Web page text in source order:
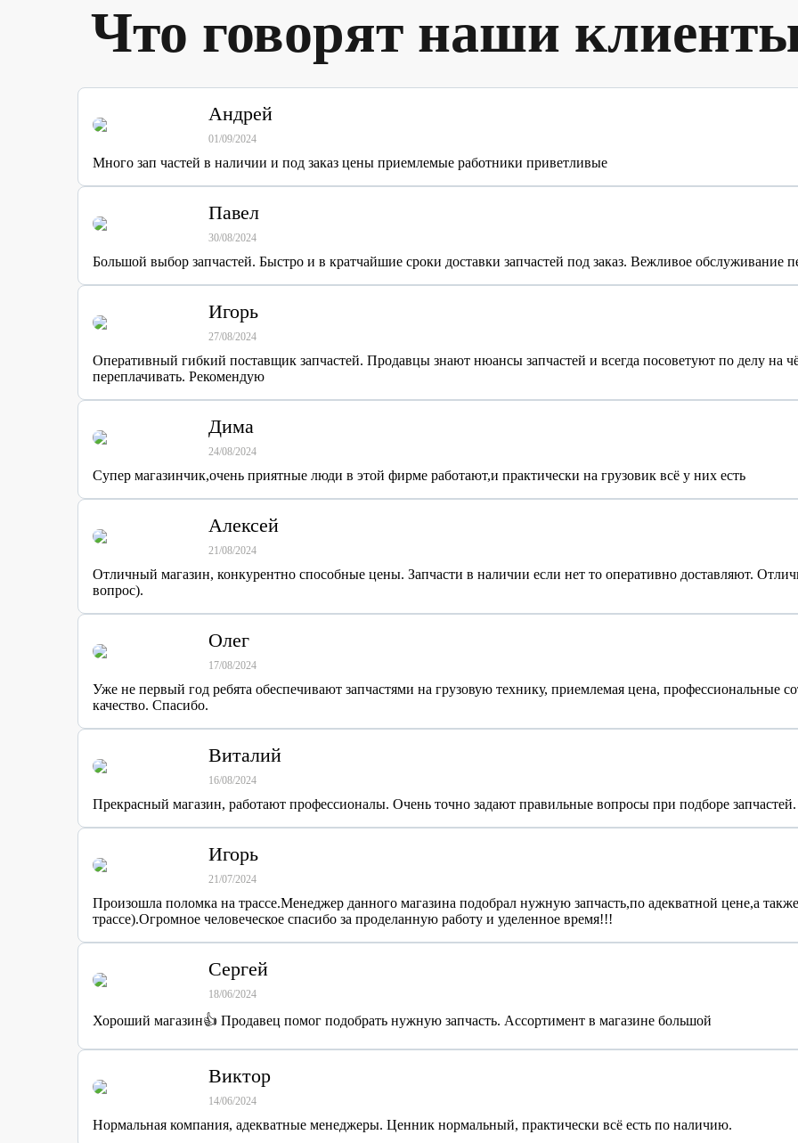
Что говорят наши
Андрей
01/09/2024
Много зап частей в наличии и под заказ цены приемлемые работники приветливые
Павел
30/08/2024
Большой выбор запчастей. Быстро и в кратчайшие сроки доставки запчастей под заказ. Вежливое обслуживание
Игорь
27/08/2024
Оперативный гибкий поставщик запчастей. Продавцы знают нюансы запчастей и всегда посоветуют по делу на
переплачивать. Рекомендую
Дима
24/08/2024
Супер магазинчик,очень приятные люди в этой фирме работают,и практически на грузовик всё у них есть
Алексей
21/08/2024
Отличный магазин, конкурентно способные цены. Запчасти в наличии если нет то оперативно доставляют.
вопрос).
Олег
17/08/2024
Уже не первый год ребята обеспечивают запчастями на грузовую технику, приемлемая цена, профессиональные
качество. Спасибо.
Виталий
16/08/2024
Прекрасный магазин, работают профессионалы. Очень точно задают правильные вопросы при подборе
Игорь
21/07/2024
Произошла поломка на трассе.Менеджер данного магазина подобрал нужную запчасть,по адекватной цене,а
трассе).Огромное человеческое спасибо за проделанную работу и уделенное время!!!
Сергей
18/06/2024
Хороший магазин👍 Продавец помог подобрать нужную запчасть. Ассортимент в магазине большой
Виктор
14/06/2024
Нормальная компания, адекватные менеджеры. Ценник нормальный, практически всё есть по наличию.